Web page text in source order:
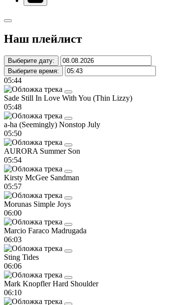
Наш плейлист
Выберите дату:
Выберите время:
05:44
Sade Still In Love With You (Thin Lizzy)
05:48
a-ha (Seemingly) Nonstop July
05:50
AURORA Summer Son
05:54
Kirsty McGee Sandman
05:57
Morunas Simple Joys
06:00
Marcio Faraco Madrugada
06:03
Sting Tides
06:06
Mark KnopflerHard Shoulder
06:10